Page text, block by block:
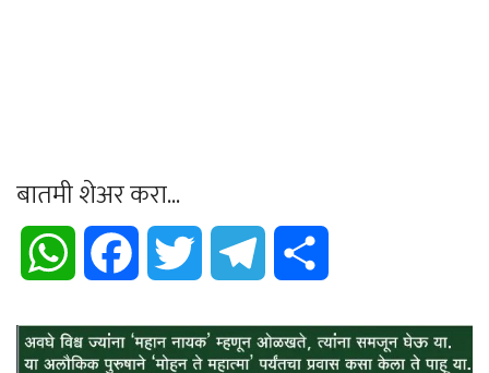
बातमी शेअर करा...
WhatsApp Facebook Twitter Telegram